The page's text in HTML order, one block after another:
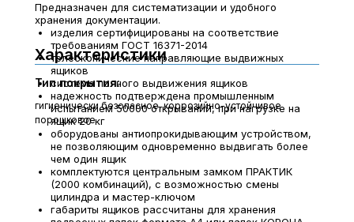
Предназначен для систематизации и удобного
хранения документации.
изделия сертифицированы на соответствие
требованиям ГОСТ 16371-2014
телескопические направляющие выдвижных
ящиков
система полного выдвижения ящиков
надежность подтверждена промышленным
испытанием 50000 открываний, при нагрузке на
ящик 20 кг
оборудованы антиопрокидывающим устройством,
не позволяющим одновременно выдвигать более
чем один ящик
комплектуются центральным замком ПРАКТИК
(2000 комбинаций), с возможностью смены
цилиндра и мастер-ключом
габариты ящиков рассчитаны для хранения
Характеристики
гигиенически безопасное, коррозийно-устойчивое
порошковое
Тип покрытия: